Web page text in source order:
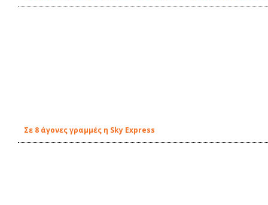
Σε 8 άγονες γραμμές η Sky Express